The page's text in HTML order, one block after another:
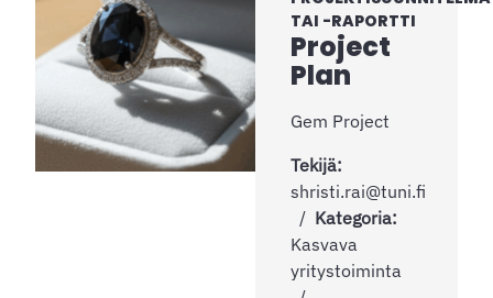
TAI -RAPORTTI
Project
Plan
Gem Project
Tekijä:
shristi.rai@tuni.fi
Kategoria:
Kasvava
yritystoiminta